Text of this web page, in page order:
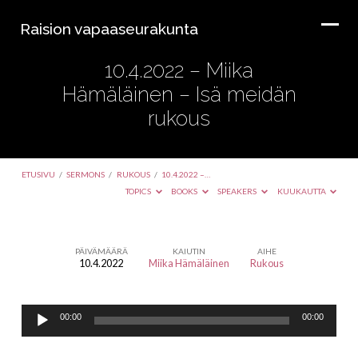
Raision vapaaseurakunta
10.4.2022 – Miika
Hämäläinen – Isä meidän
rukous
ETUSIVU / SERMONS / RUKOUS / 10.4.2022 –…
TOPICS
BOOKS SPEAKERS KUUKAUTTA
Miika
Hämäläinen
PÄIVÄMÄÄRÄ
10.4.2022
KAIUTIN
Miika Hämäläinen
AIHE
Rukous
Äänitoistin00:00 00:00